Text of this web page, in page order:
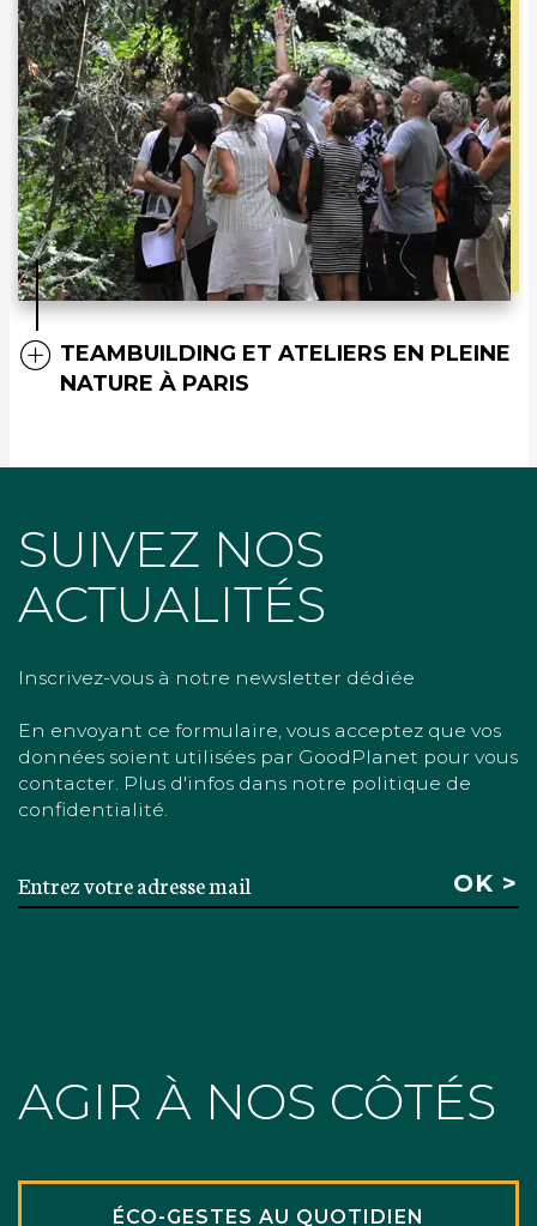
TEAMBUILDING ET ATELIERS EN PLEINE
NATURE À PARIS
SUIVEZ NOS
ACTUALITÉS
Inscrivez-vous à notre newsletter dédiée
En envoyant ce formulaire, vous acceptez que vos
données soient utilisées par GoodPlanet pour vous
contacter. Plus d'infos dans notre politique de
confidentialité.
AGIR À NOS CÔTÉS
ÉCO-GESTES AU QUOTIDIEN